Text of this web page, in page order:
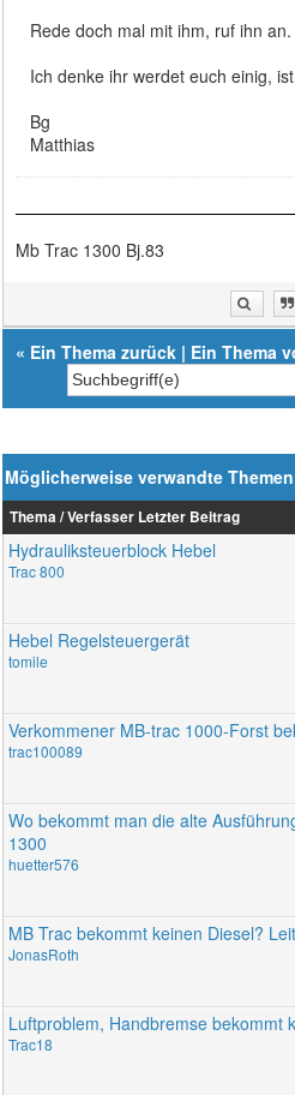
Rede doch mal mit ihm, ruf ihn an.
Ich denke ihr werdet euch einig,
Bg
Matthias
Mb Trac 1300 Bj.83
« Ein Thema zurück | Ein Thema
Möglicherweise verwandte
Thema / Verfasser Letzter Beitrag
Hydrauliksteuerblock Hebel
Trac 800
Hebel Regelsteuergerät
tomile
Verkommener MB-trac 1000-Forst
trac100089
Wo bekommt man die alte
1300
huetter576
MB Trac bekommt keinen Diesel?
JonasRoth
Luftproblem, Handbremse bekommt
Trac18